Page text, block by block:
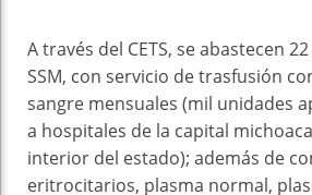
A través del CETS, se abastecen
SSM, con servicio de trasfusión
sangre mensuales (mil unidades
a hospitales de la capital
interior del estado); además de
eritrocitarios, plasma normal,